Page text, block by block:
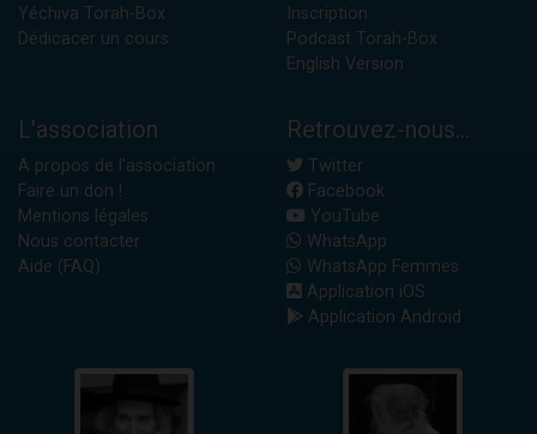
Yéchiva Torah-Box
Dédicacer un cours
Inscription
Podcast Torah-Box
English Version
L'association
A propos de l'association
Faire un don !
Mentions légales
Nous contacter
Aide (FAQ)
Retrouvez-nous...
Twitter
Facebook
YouTube
WhatsApp
WhatsApp Femmes
Application iOS
Application Android